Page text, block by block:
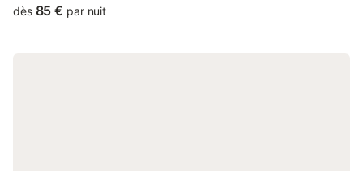
outdoor pool.
dès 85 € par nuit